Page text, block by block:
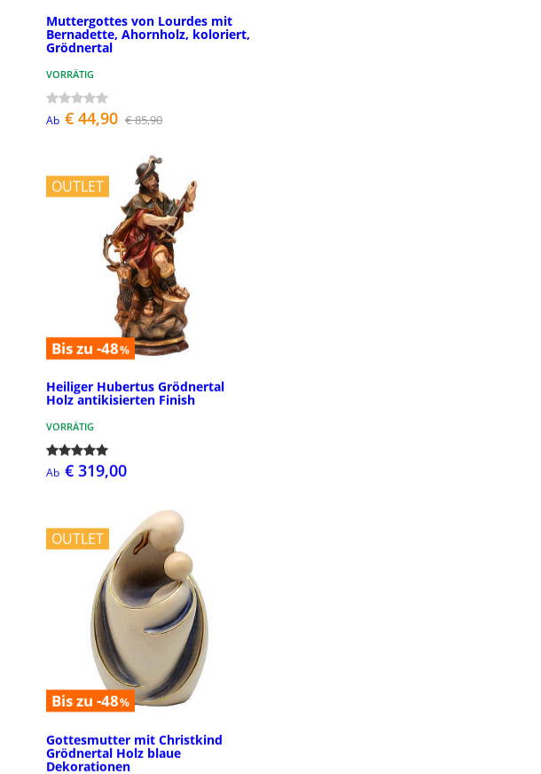
Muttergottes von Lourdes mit
Bernadette, Ahornholz, koloriert,
Grödnertal
VORRÄTIG
Ab € 44,90 € 85,90
OUTLET
Bis zu -48%
Heiliger Hubertus Grödnertal
Holz antikisierten Finish
VORRÄTIG
Ab € 319,00
OUTLET
Bis zu -48%
Gottesmutter mit Christkind
Grödnertal Holz blaue
Dekorationen